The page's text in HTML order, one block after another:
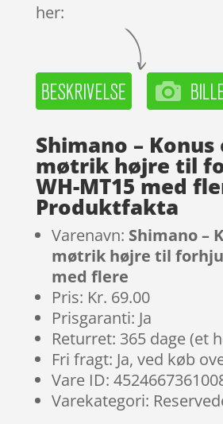
her:
Shimano – Konus
møtrik højre til
WH-MT15 med
Produktfakta
Varenavn: Shimano –
møtrik højre til forhjul
med flere
Pris: Kr. 69.00
Prisgaranti: Ja
Returret: 365 dage (et
Fri fragt: Ja, ved køb
Vare ID:
Varekategori: